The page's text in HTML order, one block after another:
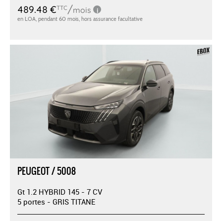
PEUGEOT / 5008
Gt 1.2 HYBRID 145 - 7 CV
5 portes - GRIS TITANE